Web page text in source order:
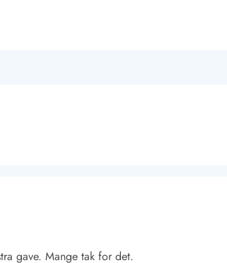
gave. Mange tak for det.